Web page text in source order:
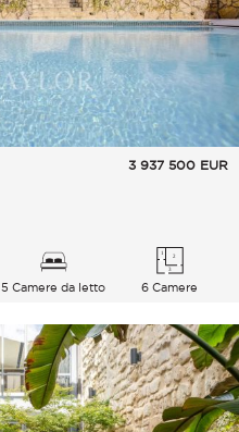
3 937 500 EUR
5 Camere da letto 6 Camere